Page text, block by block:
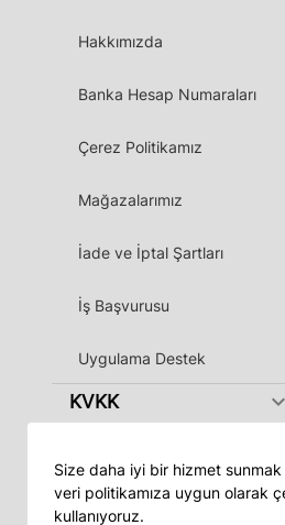
Hakkımızda
Banka Hesap Numaraları
Çerez Politikamız
Mağazalarımız
İade ve İptal Şartları
İş Başvurusu
Uygulama Destek
KVKK keyboard_arrow_down
Size daha iyi bir hizmet
veri politikamıza uygun olarak
kullanıyoruz.